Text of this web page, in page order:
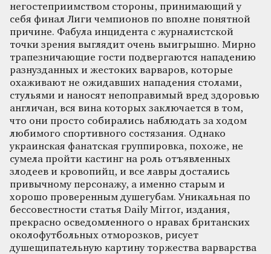
негостеприимством стороны, принимающий у
себя финал Лиги чемпионов по вполне понятной
причине. Фабула инцидента с журналистской
точки зрения выглядит очень выигрышно. Мирно
трапезничающие гости подвергаются нападению
разнузданных и жестоких варваров, которые
охаживают не ожидавших нападения столами,
стульями и наносят непоправимый вред здоровью
англичан, вся вина которых заключается в том,
что они просто собирались наблюдать за ходом
любимого спортивного состязания. Однако
украинская фанатская группировка, похоже, не
сумела пройти кастинг на роль отъявленных
злодеев и кровопийц, и все лавры достались
привычному персонажу, а именно старым и
хорошо проверенным душегубам. Уникальная по
бессовестности статья Daily Mirror, издания,
прекрасно осведомленного о нравах британских
околофутбольных отморозков, рисует
душещипательную картину торжества варварства